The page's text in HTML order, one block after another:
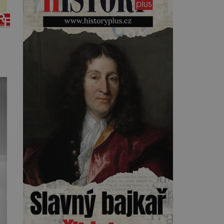
Kearnsovým zlepšovákem.
Začíná spor, kterému génius
obětuje vše – čas, rodinu i sám
sebe. Američan Robert William
Kearns (1927–2005), který
během vlastní svatby přijde […]